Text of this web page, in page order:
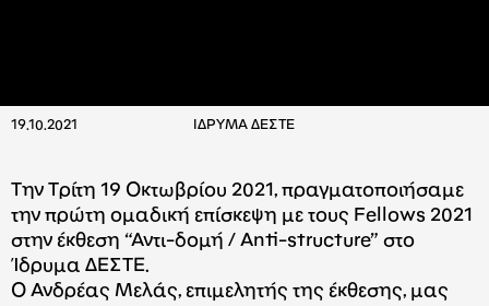
19.10.2021 ΙΔΡΥΜΑ ΔΕΣΤΕ
Tην Τρίτη 19 Οκτωβρίου 2021, πραγματοποιήσαμε
την πρώτη ομαδική επίσκεψη με τους Fellows 2021
στην έκθεση “Αντι-δομή / Anti-structure” στο
Ίδρυμα ΔΕΣΤΕ.
Ο Ανδρέας Μελάς, επιμελητής της έκθεσης, μας